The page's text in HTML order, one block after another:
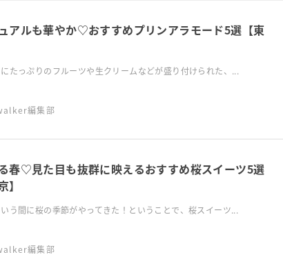
アルも華やか♡おすすめプリンアラモード5選【東
たっぷりのフルーツや生クリームなどが盛り付けられた、...
編集部
春♡見た目も抜群に映えるおすすめ桜スイーツ5選
】
う間に桜の季節がやってきた！ということで、桜スイーツ...
編集部